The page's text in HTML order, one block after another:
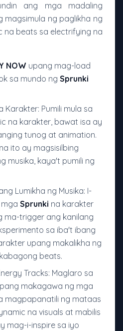
ang mga madaling
magsimula ng paglikha ng
na beats sa electrifying na
NOW upang mag-load
sa mundo ng Sprunki
Karakter: Pumili mula sa
na karakter, bawat isa ay
tunog at animation.
ito ay magsisilbing
musika, kaya't pumili ng
Lumikha ng Musika: I-
Sprunki na karakter
ma-trigger ang kanilang
sa iba't ibang
upang makalikha ng
beats.
Tracks: Maglaro sa
makagawa ng mga
magpapanatili ng mataas
na visuals at mabilis
mag-i-inspire sa iyo